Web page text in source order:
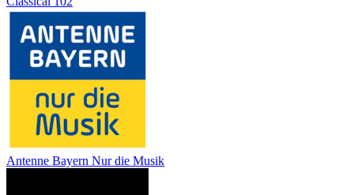
Antenne Bayern Nur die Musik